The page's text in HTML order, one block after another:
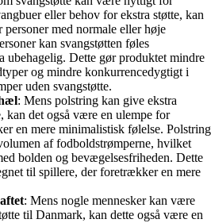
eller behov for ekstra støtte, kan
med normale eller høje
kan svangstøtten føles
ubehagelig. Dette gør produktet mindre
og mindre konkurrencedygtigt i
uden svangstøtte.
: Mens polstring kan give ekstra
kan det også være en ulempe for
en mere minimalistisk følelse. Polstring
af fodboldstrømperne, hvilket
bolden og bevægelsesfriheden. Dette
til spillere, der foretrækker en mere
: Mens nogle mennesker kan være
til Danmark, kan dette også være en